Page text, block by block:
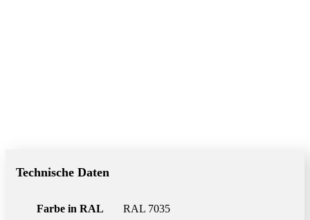
Technische Daten
Farbe in RAL
RAL 7035